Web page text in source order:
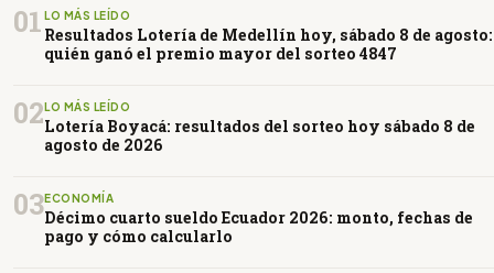
01 LO MÁS LEÍDO
Resultados Lotería de Medellín hoy, sábado 8 de agosto:
quién ganó el premio mayor del sorteo 4847
02LO MÁS LEÍDO
Lotería Boyacá: resultados del sorteo hoy sábado 8 de
agosto de 2026
03ECONOMÍA
Décimo cuarto sueldo Ecuador 2026: monto, fechas de
pago y cómo calcularlo